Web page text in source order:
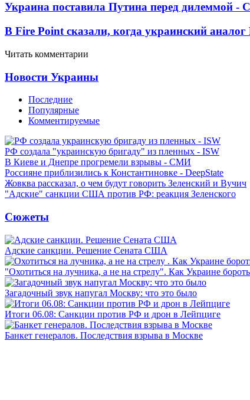
Украина поставила Путина перед дилеммой
В Fire Point сказали, когда украинский
Читать комментарии
Новости Украины
Последние
Популярные
Комментируемые
РФ создала "украинскую бригаду" из пленных - ISW
В Киеве и Днепре прогремели взрывы - СМИ
Россияне приблизились к Константиновке - DeepState
Жовква рассказал, о чем будут говорить Зеленский и Вучич
"Адские" санкции США против РФ: реакция Зеленского
Сюжеты
Адские санкции. Решение Сената США
"Охотиться на лучника, а не на стрелу". Как Украине
Загадочный звук напугал Москву: что это было
Итоги 06.08: Санкции против РФ и дрон в Лейпциге
Банкет генералов. Последствия взрыва в Москве